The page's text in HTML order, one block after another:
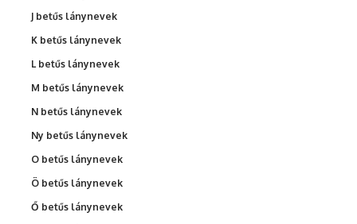
J betűs lánynevek
K betűs lánynevek
L betűs lánynevek
M betűs lánynevek
N betűs lánynevek
Ny betűs lánynevek
O betűs lánynevek
Ö betűs lánynevek
Ő betűs lánynevek